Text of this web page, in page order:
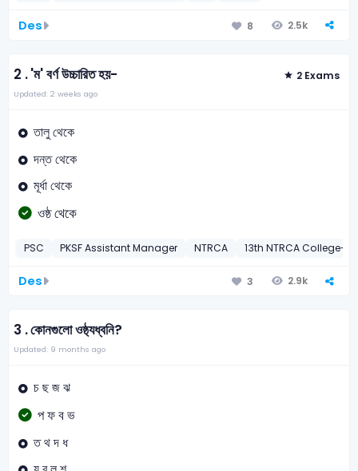
Des 8 2.5k
2 .'ম' বর্ণ উচ্চারিত হয়- 2 Exams
Updated: 2 weeks ago
তালু থেকে
দন্ত থেকে
মূর্ধা থেকে
ওষ্ঠ থেকে
PSC PKSF Assistant Manager NTRCA 13th NTRCA College-
Des 3 2.9k
3 .কোনগুলো ওষ্ঠ্যধ্বনি?
Updated: 9 months ago
চ ছ জ ঝ
প ফ ব ভ
ত থ দ ধ